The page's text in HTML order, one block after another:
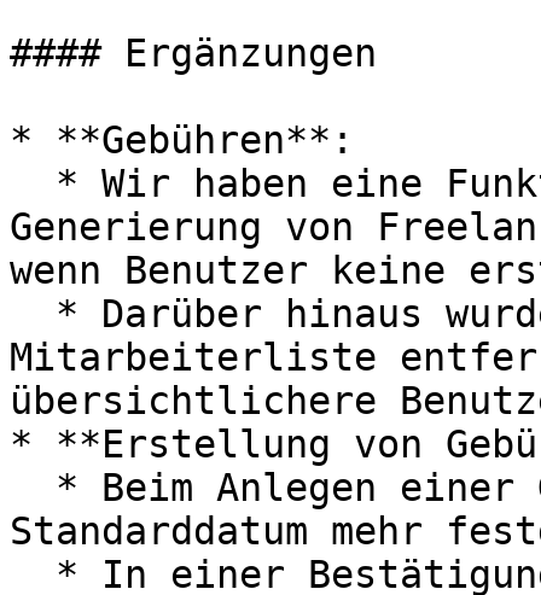
#### Ergänzungen
* **Gebühren**:
Generierung von
wenn Benutzer keine
Mitarbeiterliste
übersichtlichere
* **Erstellung von
Standarddatum mehr